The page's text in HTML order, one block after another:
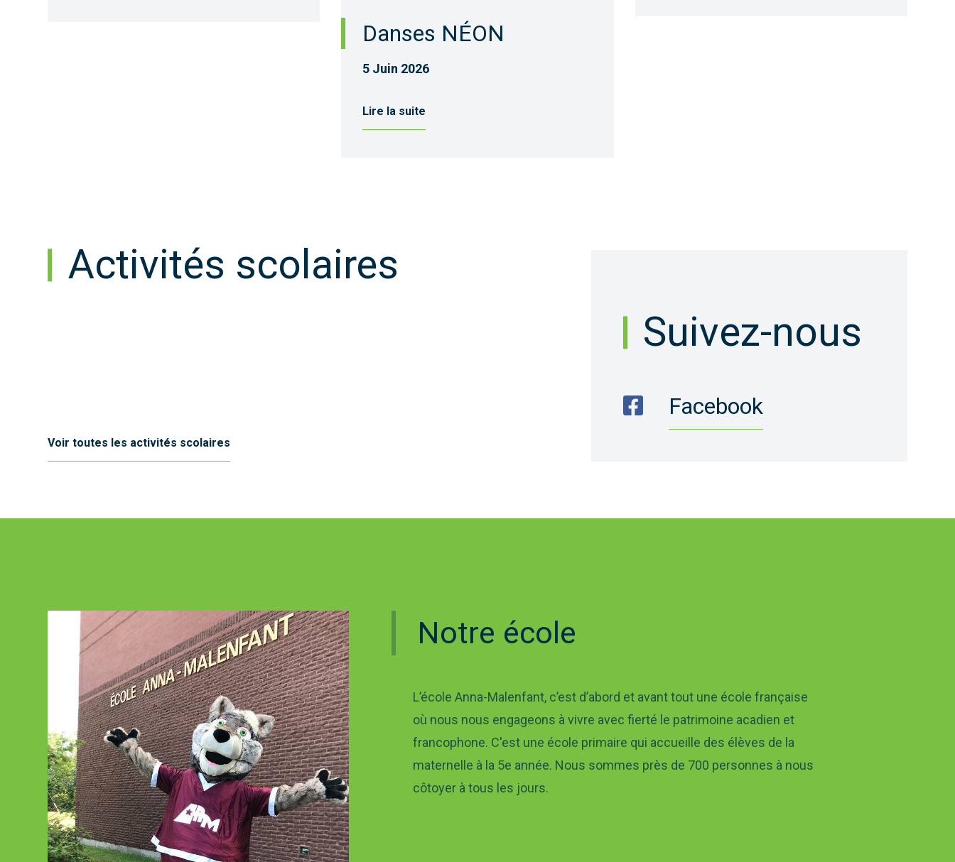
Danses NÉON
5 Juin 2026
Lire la suite
Activités scolaires
Voir toutes les activités scolaires
Suivez-nous
Facebook
Notre école
L’école Anna-Malenfant, c’est d’abord et avant tout une école française
où nous nous engageons à vivre avec fierté le patrimoine acadien et
francophone. C'est une école primaire qui accueille des élèves de la
maternelle à la 5e année. Nous sommes près de 700 personnes à nous
côtoyer à tous les jours.